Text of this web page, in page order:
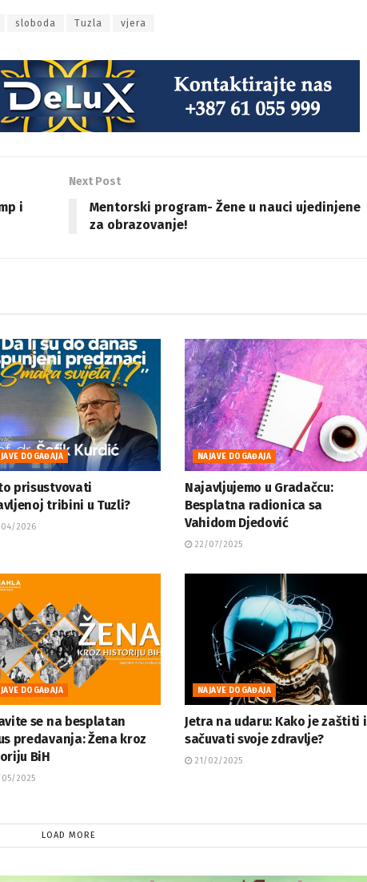
sloboda Tuzla vjera
i
Next Post
Mentorski program- Žene u nauci ujedinjene
za obrazovanje!
DOGAĐAJA
prisustvovati
tribini u Tuzli?
2026
NAJAVE DOGAĐAJA
Najavljujemo u Gradačcu:
Besplatna radionica sa
Vahidom Djedović
22/07/2025
DOGAĐAJA
se na besplatan
predavanja: Žena kroz
BiH
2025
NAJAVE DOGAĐAJA
Jetra na udaru: Kako je zaštiti i
sačuvati svoje zdravlje?
21/02/2025
LOAD MORE